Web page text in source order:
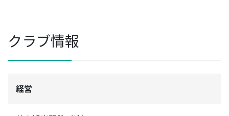
クラブ情報
経営